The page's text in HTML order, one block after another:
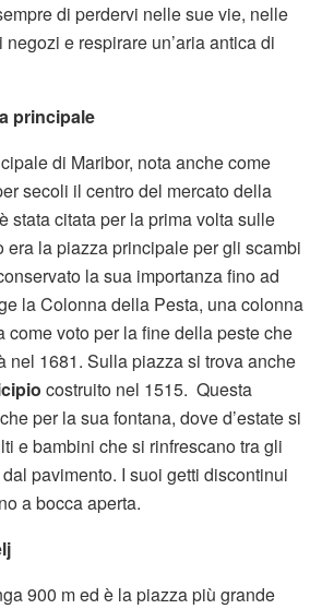
di perdervi nelle sue vie, nelle
e respirare un’aria antica di
principale
di Maribor, nota anche come
secoli il centro del mercato della
stata citata per la prima volta sulle
era la piazza principale per gli scambi
la sua importanza fino ad
la Colonna della Pesta, una colonna
come voto per la fine della peste che
nel 1681. Sulla piazza si trova anche
costruito nel 1515. Questa
per la sua fontana, dove d’estate si
e bambini che si rinfrescano tra gli
pavimento. I suoi getti discontinui
a bocca aperta.
900 m ed è la piazza più grande